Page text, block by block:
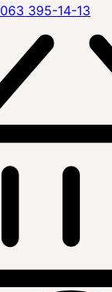
063 395-14-13